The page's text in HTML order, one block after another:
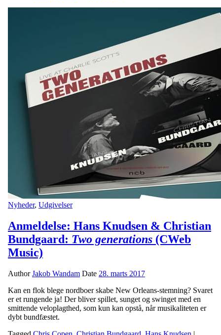
Nyheder, Udgivelser
Anmeldelse: Hans Knudsen & Christian
Bundgaard: Two generations (CWeb
Music)
AuthorJakob Wandam Date 28. marts 2017
Kan en flok blege nordboer skabe New Orleans-stemning? Svaret
er et rungende ja! Der bliver spillet, sunget og swinget med en
smittende veloplagthed, som kun kan opstå, når musikaliteten er
dybt bundfæstet.